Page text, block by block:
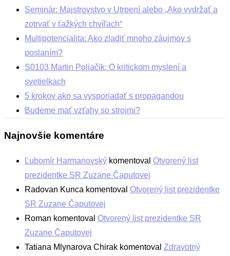
Seminár: Majstrovstvo v Utrpení alebo „Ako vydržať a
zotrvať v ťažkých chvíľach“
Multipotencialita: Ako zladiť mnoho záujmov s
poslaním?
S0103 Martin Poliačik: O kritickom myslení a
svetielkach
5 krokov ako sa vysporiadať s propagandou
Budeme mať vzťahy so strojmi?
Najnovšie komentáre
Ľubomír Harmanovský komentoval Otvorený list
prezidentke SR Zuzane Čaputovej
Radovan Kunca komentoval Otvorený list prezidentke
SR Zuzane Čaputovej
Roman komentoval Otvorený list prezidentke SR
Zuzane Čaputovej
Tatiana Mlynarova Chirak komentoval Zdravotný